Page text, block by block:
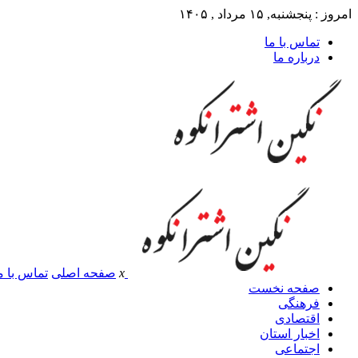
امروز : پنجشنبه, ۱۵ مرداد , ۱۴۰۵
تماس با ما
درباره ما
x صفحه اصلی تماس با
صفحه نخست
فرهنگی
اقتصادی
اخبار استان
اجتماعی